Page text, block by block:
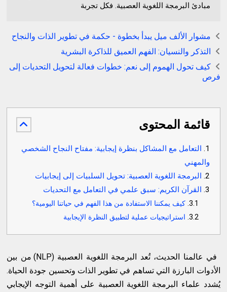
مبادئ البرمجة اللغوية العصبية. فكل تجربة
مشوار الألف ميل يبدأ بخطوة - حكمة في تطوير الذات والنجاح
التذكر والنسيان: الفهم العميق للذاكرة البشرية
كيف تحول الهموم إلى نعم: خطوات فعالة لتحويل التحديات إلى
فرص
قائمة المحتوى
التعامل مع المشاكل بنظرة إيجابية: مفتاح النجاح الشخصي
والمهني
البرمجة اللغوية العصبية: تحويل السلبيات إلى إيجابيات
القرآن الكريم: سبق علمي في التعامل مع التحديات
كيف يمكننا الاستفادة من هذا الفهم في حياتنا اليومية؟
استراتيجيات عملية لتطبيق النظرة الإيجابية
في عالمنا الحديث، تُعد البرمجة اللغوية العصبية (NLP) من بين
الأدوات البارزة التي تساهم في تطوير الذات وتحسين جودة الحياة.
يُشدد علماء البرمجة اللغوية العصبية على أهمية التوجه الإيجابي